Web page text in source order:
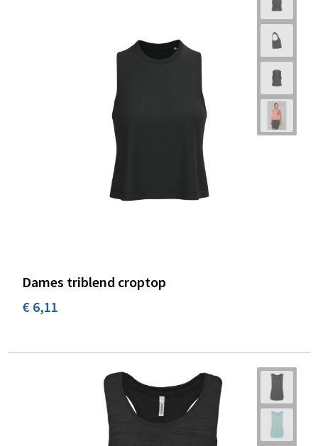
Dames triblend croptop
€ 6,11